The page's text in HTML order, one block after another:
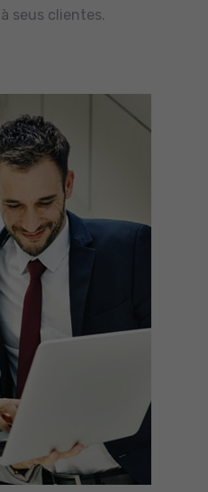
seus clientes.